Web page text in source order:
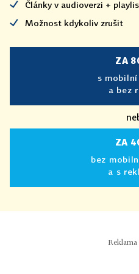
Články v audioverzi +
Možnost kdykoliv zrušit
ZA
s
a bez
ZA
bez
a s